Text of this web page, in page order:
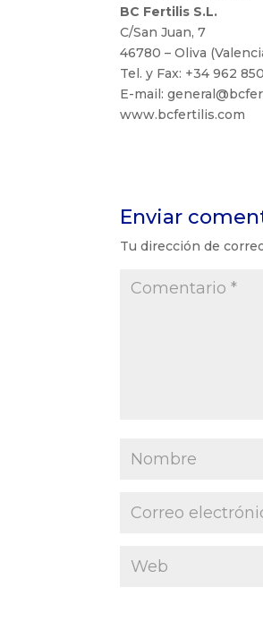
BC Fertilis S.L.
C/San Juan, 7
46780 – Oliva
Tel. y Fax: +34 962
E-mail:
www.bcfertilis.com
Enviar
Tu dirección de